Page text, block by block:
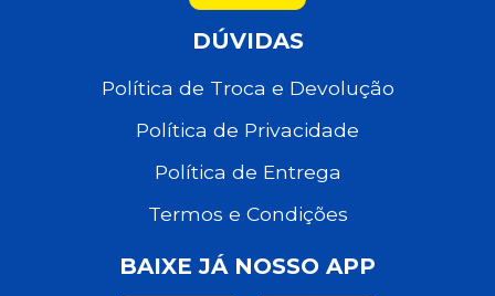
DÚVIDAS
Política de Troca e Devolução
Política de Privacidade
Política de Entrega
Termos e Condições
BAIXE JÁ NOSSO APP